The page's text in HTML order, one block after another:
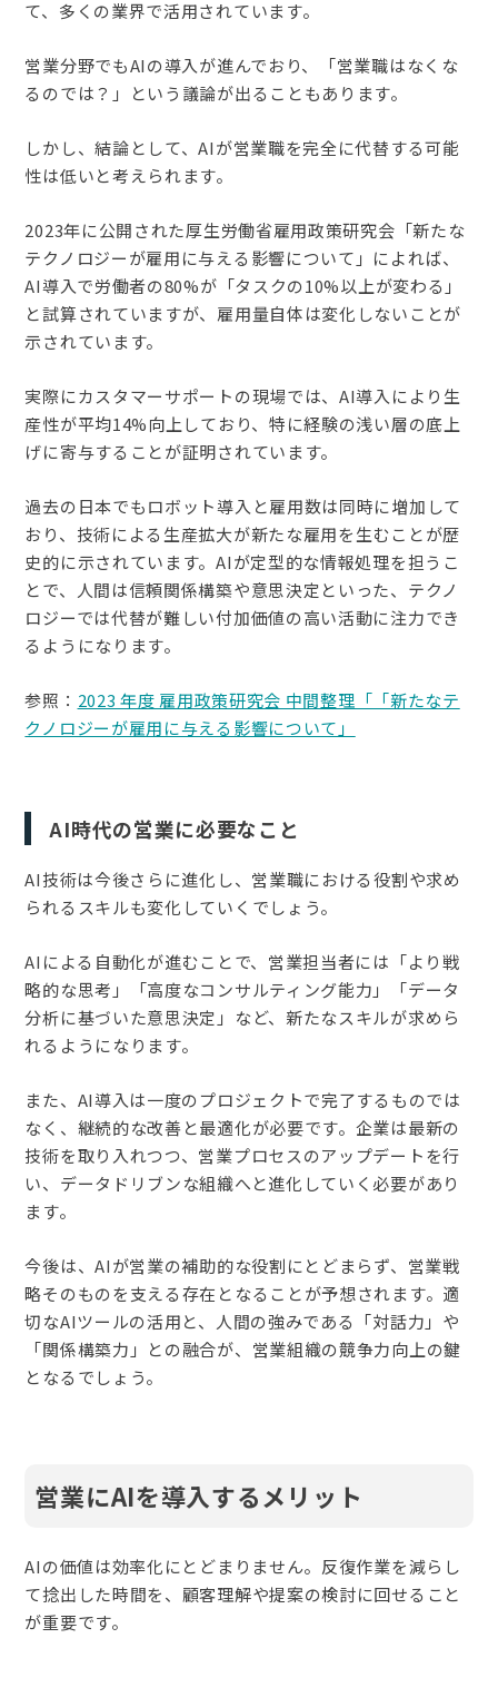
て、多くの業界で活用されています。
営業分野でもAIの導入が進んでおり、「営業職はなくな
るのでは？」という議論が出ることもあります。
しかし、結論として、AIが営業職を完全に代替する可能
性は低いと考えられます。
2023年に公開された厚生労働省雇用政策研究会「新たな
テクノロジーが雇用に与える影響について」によれば、
AI導入で労働者の80%が「タスクの10%以上が変わる」
と試算されていますが、雇用量自体は変化しないことが
示されています。
実際にカスタマーサポートの現場では、AI導入により生
産性が平均14%向上しており、特に経験の浅い層の底上
げに寄与することが証明されています。
過去の日本でもロボット導入と雇用数は同時に増加して
おり、技術による生産拡大が新たな雇用を生むことが歴
史的に示されています。AIが定型的な情報処理を担うこ
とで、人間は信頼関係構築や意思決定といった、テクノ
ロジーでは代替が難しい付加価値の高い活動に注力でき
るようになります。
参照： 2023 年度 雇用政策研究会 中間整理「「新たなテ
クノロジーが雇用に与える影響について」
AI時代の営業に必要なこと
AI技術は今後さらに進化し、営業職における役割や求め
られるスキルも変化していくでしょう。
AIによる自動化が進むことで、営業担当者には「より戦
略的な思考」「高度なコンサルティング能力」「データ
分析に基づいた意思決定」など、新たなスキルが求めら
れるようになります。
また、AI導入は一度のプロジェクトで完了するものでは
なく、継続的な改善と最適化が必要です。企業は最新の
技術を取り入れつつ、営業プロセスのアップデートを行
い、データドリブンな組織へと進化していく必要があり
ます。
今後は、AIが営業の補助的な役割にとどまらず、営業戦
略そのものを支える存在となることが予想されます。適
切なAIツールの活用と、人間の強みである「対話力」や
「関係構築力」との融合が、営業組織の競争力向上の鍵
となるでしょう。
営業にAIを導入するメリット
AIの価値は効率化にとどまりません。反復作業を減らし
て捻出した時間を、顧客理解や提案の検討に回せること
が重要です。